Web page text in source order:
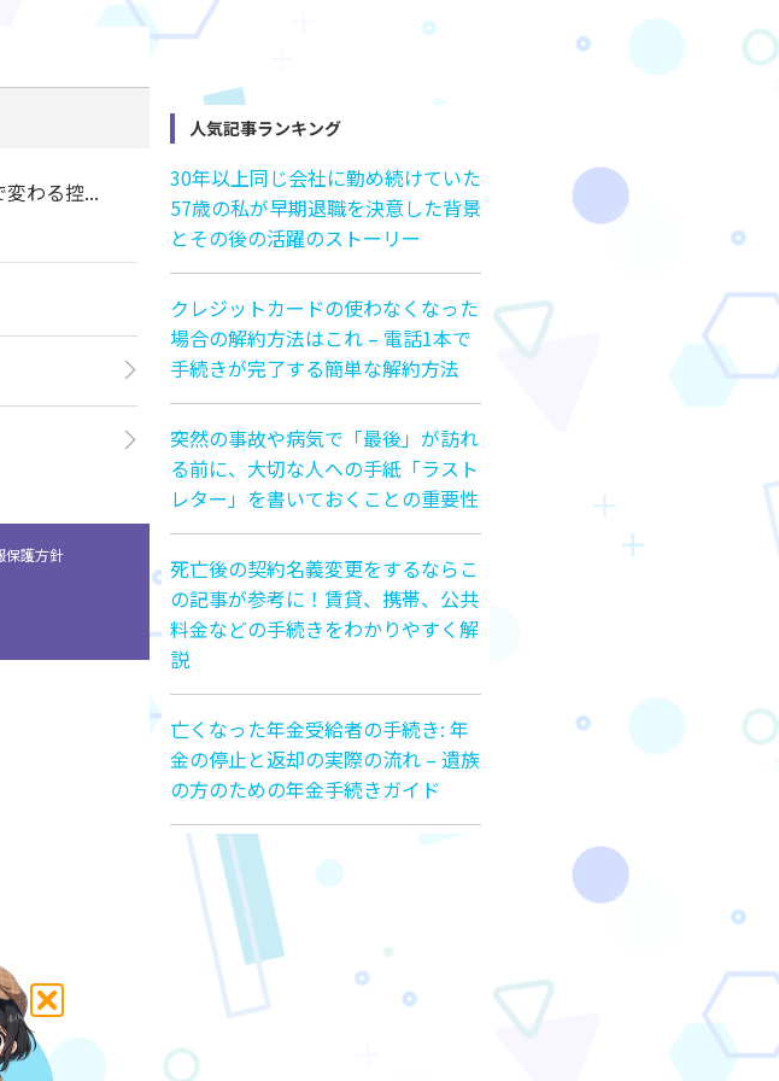
わる控...
保護方針
人気記事ランキング
30年以上同じ会社に勤め続けていた
57歳の私が早期退職を決意した背景
とその後の活躍のストーリー
クレジットカードの使わなくなった
場合の解約方法はこれ – 電話1本で
手続きが完了する簡単な解約方法
突然の事故や病気で「最後」が訪れ
る前に、大切な人への手紙「ラスト
レター」を書いておくことの重要性
死亡後の契約名義変更をするならこ
の記事が参考に！賃貸、携帯、公共
料金などの手続きをわかりやすく解
説
亡くなった年金受給者の手続き: 年
金の停止と返却の実際の流れ – 遺族
の方のための年金手続きガイド